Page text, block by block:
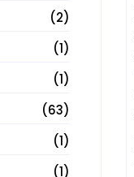
(2)
(1)
(1)
(63)
(1)
(1)